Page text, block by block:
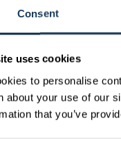
Consent
uses cookies
to personalise
about your use of our
that you’ve
zeggen: